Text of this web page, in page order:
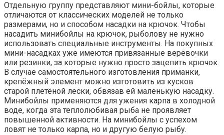
Отдельную группу представляют мини-бойлы, которые
отличаются от классических моделей не только
размерами, но и способом насадки на крючок. Чтобы
насадить минибойлы на крючок, рыболову не нужно
использовать специальные инструменты. На покупных
мини-насадках уже имеются привязанные верёвочки
или резинки, за которые нужно просто зацепить крючок.
В случае самостоятельного изготовления приманки,
крепёжный элемент можно изготовить из кусков
старой плетёной лески, обвязав ей маленькую насадку.
Минибойлы применяются для ужения карпа в холодной
воде, когда эта теплолюбивая рыба не проявляет
повышенной активности. На минибойлы с успехом
ловят не только карпа, но и другую белую рыбу.